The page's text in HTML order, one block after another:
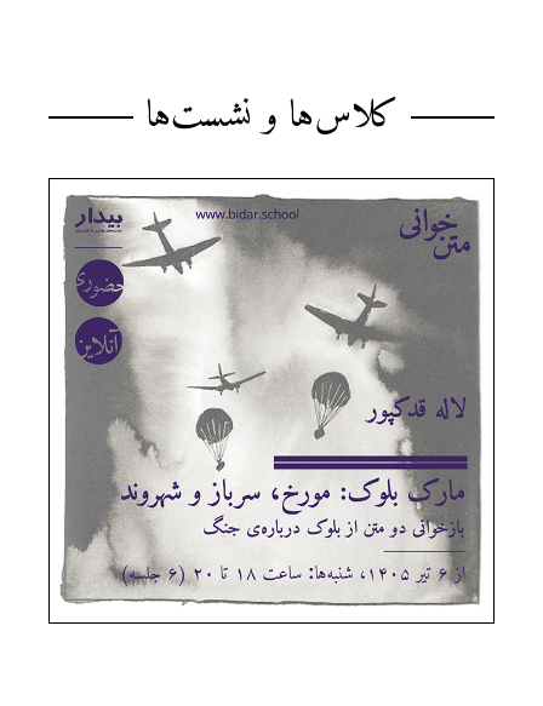
کلاس‌ها و نشست‌ها